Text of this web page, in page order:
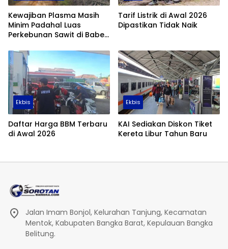
Kewajiban Plasma Masih
Minim Padahal Luas
Perkebunan Sawit di Babel
Tarif Listrik di Awal 2026
Dipastikan Tidak Naik
Ekbis
Daftar Harga BBM Terbaru
di Awal 2026
Ekbis
KAI Sediakan Diskon Tiket
Kereta Libur Tahun Baru
Jalan Imam Bonjol, Kelurahan Tanjung, Kecamatan
Mentok, Kabupaten Bangka Barat, Kepulauan Bangka
Belitung.